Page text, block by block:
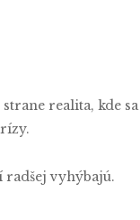
realita, kde
vyhýbajú.